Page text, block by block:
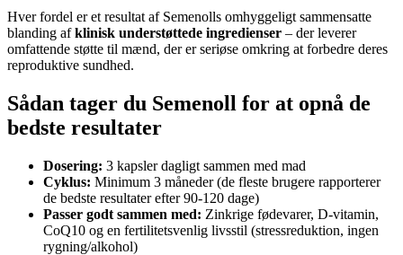
Hver fordel er et resultat af Semenolls omhyggeligt sammensatte
blanding afklinisk understøttede ingredienser – der leverer
omfattende støtte til mænd, der er seriøse omkring at forbedre deres
reproduktive sundhed.
Sådan tager du Semenoll for at opnå de
bedste resultater
Dosering: 3 kapsler dagligt sammen med mad
Cyklus: Minimum 3 måneder (de fleste brugere rapporterer
de bedste resultater efter 90-120 dage)
Passer godt sammen med: Zinkrige fødevarer, D-vitamin,
CoQ10 og en fertilitetsvenlig livsstil (stressreduktion, ingen
rygning/alkohol)